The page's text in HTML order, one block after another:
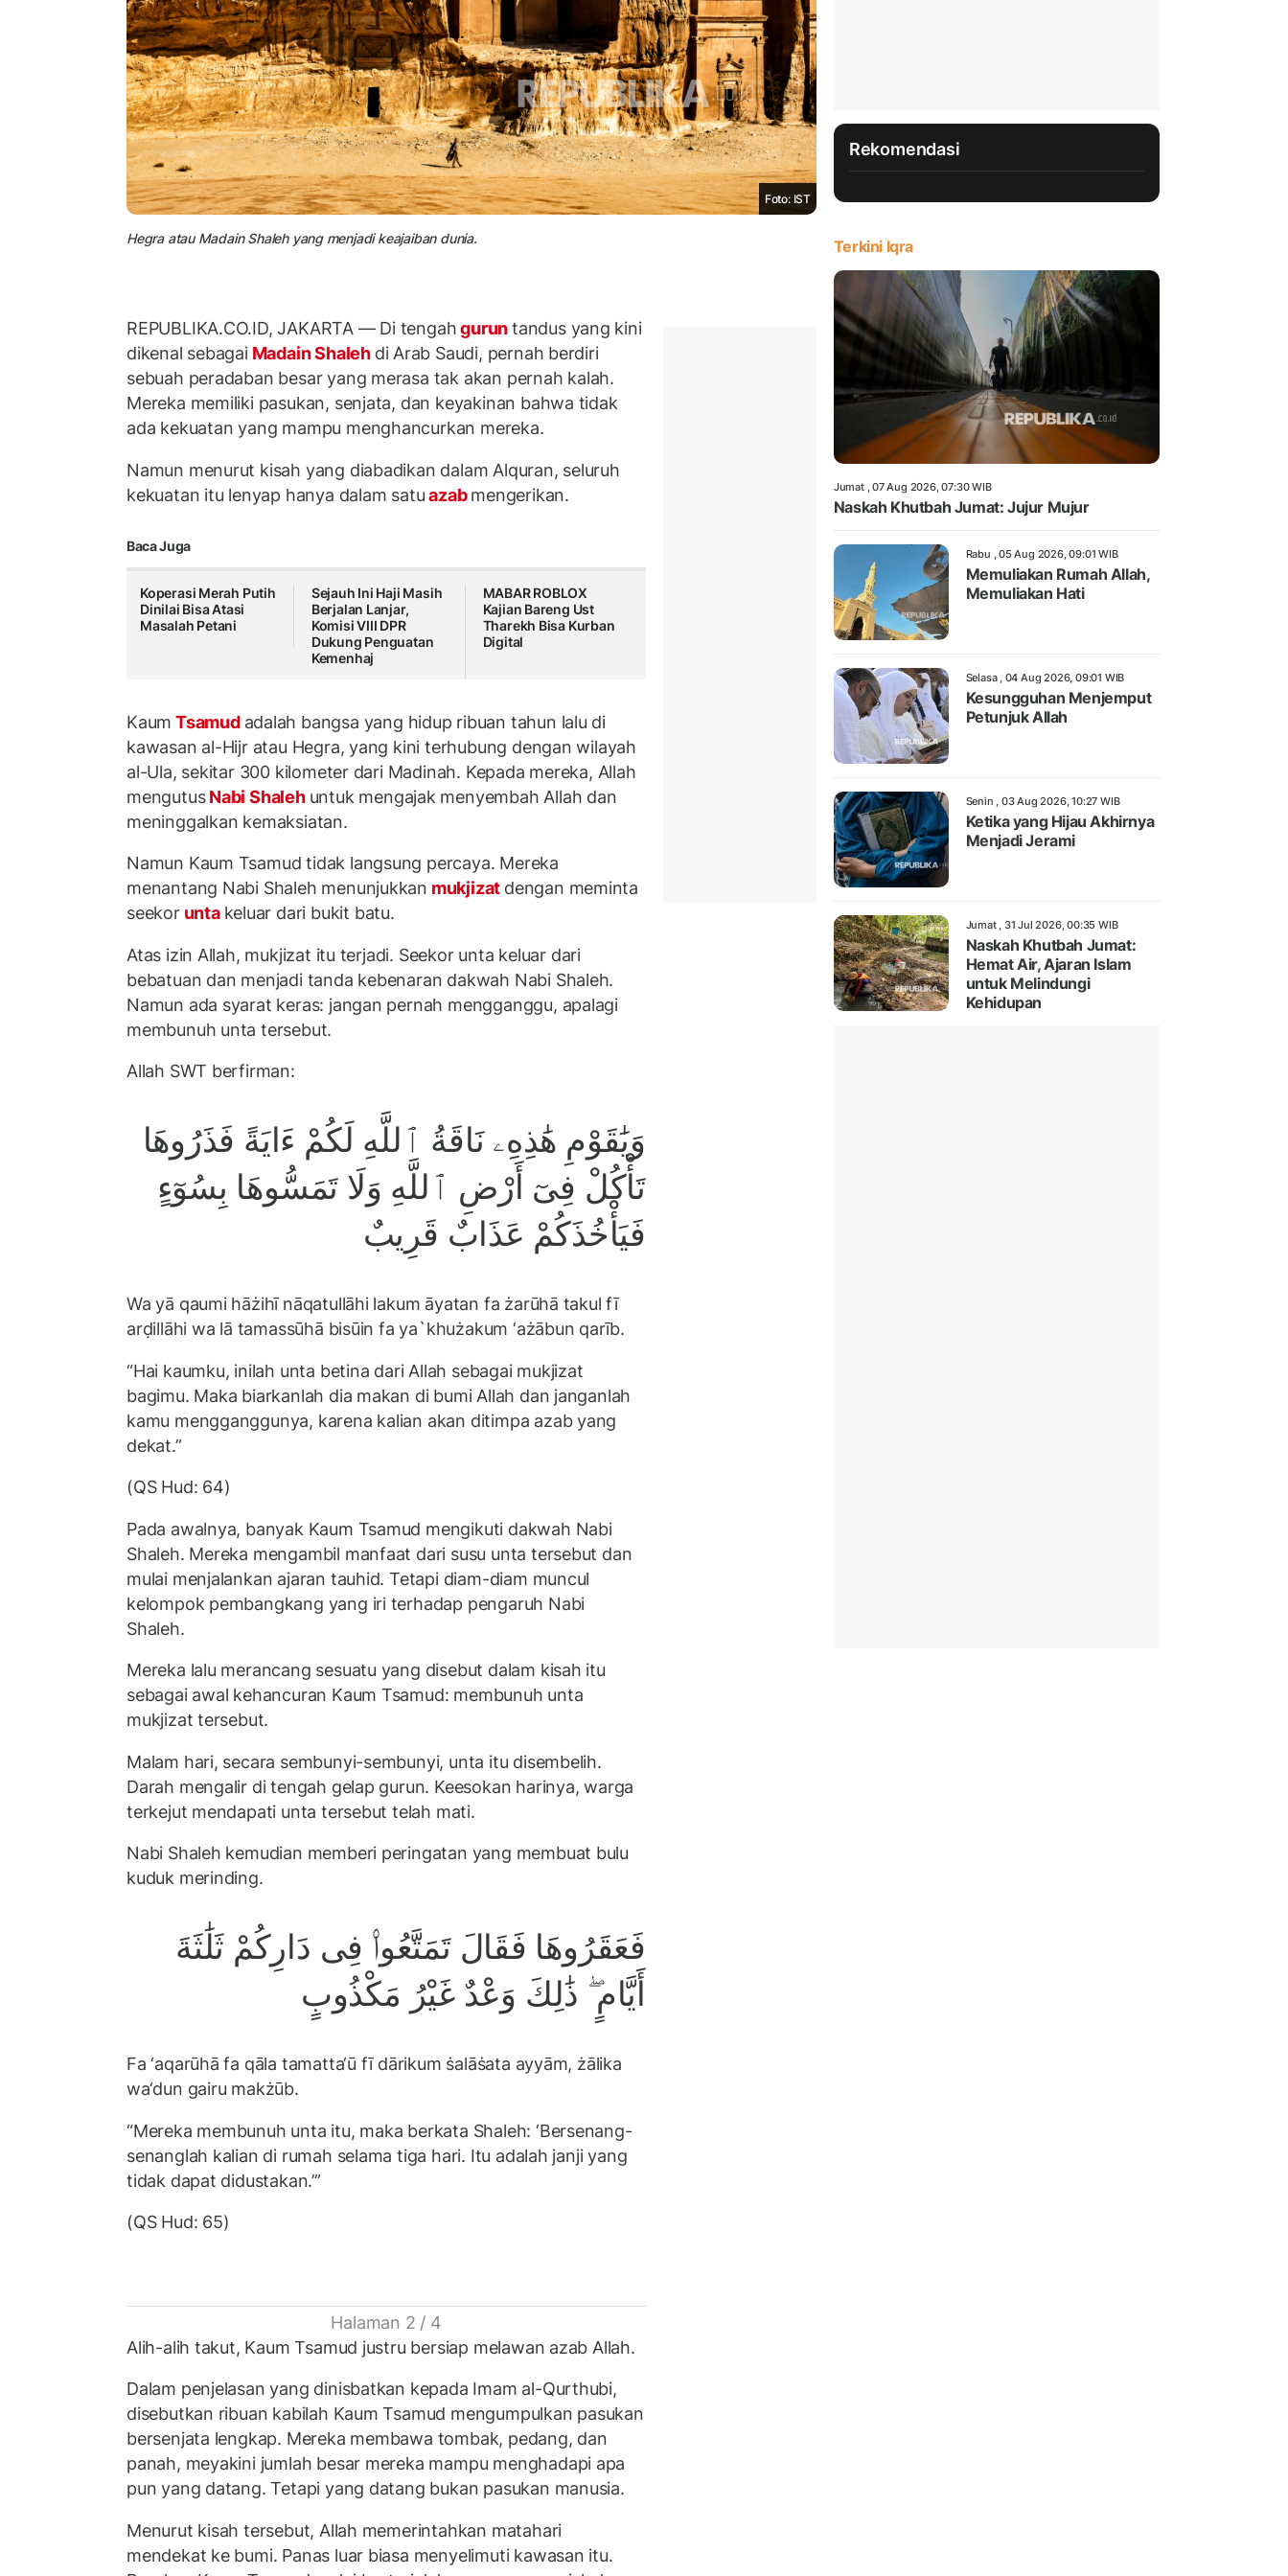
Foto: IST
Hegra atau Madain Shaleh yang menjadi keajaiban dunia.
REPUBLIKA.CO.ID, JAKARTA — Di tengahguruntandus yang kini
dikenal sebagaiMadain Shaleh di Arab Saudi, pernah berdiri
sebuah peradaban besar yang merasa tak akan pernah kalah.
Mereka memiliki pasukan, senjata, dan keyakinan bahwa tidak
ada kekuatan yang mampu menghancurkan mereka.
Namun menurut kisah yang diabadikan dalam Alquran, seluruh
kekuatan itu lenyap hanya dalam satuazabmengerikan.
Baca Juga
Koperasi Merah Putih
Dinilai Bisa Atasi
Masalah Petani
Sejauh Ini Haji Masih
Berjalan Lanjar,
Komisi VIII DPR
Dukung Penguatan
Kemenhaj
MABAR ROBLOX
Kajian Bareng Ust
Tharekh Bisa Kurban
Digital
Kaum Tsamud adalah bangsa yang hidup ribuan tahun lalu di
kawasan al-Hijr atau Hegra, yang kini terhubung dengan wilayah
al-Ula, sekitar 300 kilometer dari Madinah. Kepada mereka, Allah
mengutusNabi Shaleh untuk mengajak menyembah Allah dan
meninggalkan kemaksiatan.
Namun Kaum Tsamud tidak langsung percaya. Mereka
menantang Nabi Shaleh menunjukkan mukjizat dengan meminta
seekorunta keluar dari bukit batu.
Atas izin Allah, mukjizat itu terjadi. Seekor unta keluar dari
bebatuan dan menjadi tanda kebenaran dakwah Nabi Shaleh.
Namun ada syarat keras: jangan pernah mengganggu, apalagi
membunuh unta tersebut.
Allah SWT berfirman:
وَيَٰقَوْمِ هَٰذِهِۦ نَاقَةُ ٱللَّهِ لَكُمْ ءَايَةً فَذَرُوهَا
تَأْكُلْ فِىٓ أَرْضِ ٱللَّهِ وَلَا تَمَسُّوهَا بِسُوٓءٍ
فَيَأْخُذَكُمْ عَذَابٌ قَرِيبٌ
Wa yā qaumi hāżihī nāqatullāhi lakum āyatan fa żarūhā takul fī
arḍillāhi wa lā tamassūhā bisūin fa ya`khużakum ‘ażābun qarīb.
“Hai kaumku, inilah unta betina dari Allah sebagai mukjizat
bagimu. Maka biarkanlah dia makan di bumi Allah dan janganlah
kamu mengganggunya, karena kalian akan ditimpa azab yang
dekat.”
(QS Hud: 64)
Pada awalnya, banyak Kaum Tsamud mengikuti dakwah Nabi
Shaleh. Mereka mengambil manfaat dari susu unta tersebut dan
mulai menjalankan ajaran tauhid. Tetapi diam-diam muncul
kelompok pembangkang yang iri terhadap pengaruh Nabi
Shaleh.
Mereka lalu merancang sesuatu yang disebut dalam kisah itu
sebagai awal kehancuran Kaum Tsamud: membunuh unta
mukjizat tersebut.
Malam hari, secara sembunyi-sembunyi, unta itu disembelih.
Darah mengalir di tengah gelap gurun. Keesokan harinya, warga
terkejut mendapati unta tersebut telah mati.
Nabi Shaleh kemudian memberi peringatan yang membuat bulu
kuduk merinding.
فَعَقَرُوهَا فَقَالَ تَمَتَّعُوا۟ فِى دَارِكُمْ ثَلَٰثَةَ
أَيَّامٍ ۖ ذَٰلِكَ وَعْدٌ غَيْرُ مَكْذُوبٍ
Fa ‘aqarūhā fa qāla tamatta‘ū fī dārikum ṡalāṡata ayyām, żālika
wa‘dun gairu makżūb.
“Mereka membunuh unta itu, maka berkata Shaleh: ‘Bersenang-
senanglah kalian di rumah selama tiga hari. Itu adalah janji yang
tidak dapat didustakan.’”
(QS Hud: 65)
Halaman 2 / 4
Alih-alih takut, Kaum Tsamud justru bersiap melawan azab Allah.
Dalam penjelasan yang dinisbatkan kepada Imam al-Qurthubi,
disebutkan ribuan kabilah Kaum Tsamud mengumpulkan pasukan
bersenjata lengkap. Mereka membawa tombak, pedang, dan
panah, meyakini jumlah besar mereka mampu menghadapi apa
pun yang datang. Tetapi yang datang bukan pasukan manusia.
Menurut kisah tersebut, Allah memerintahkan matahari
mendekat ke bumi. Panas luar biasa menyelimuti kawasan itu.
Rekomendasi
Terkini Iqra
Jumat , 07 Aug 2026, 07:30 WIB
Naskah Khutbah Jumat: Jujur Mujur
Rabu , 05 Aug 2026, 09:01 WIB
Memuliakan Rumah Allah,
Memuliakan Hati
Selasa , 04 Aug 2026, 09:01 WIB
Kesungguhan Menjemput
Petunjuk Allah
Senin , 03 Aug 2026, 10:27 WIB
Ketika yang Hijau Akhirnya
Menjadi Jerami
Jumat , 31 Jul 2026, 00:35 WIB
Naskah Khutbah Jumat:
Hemat Air, Ajaran Islam
untuk Melindungi
Kehidupan